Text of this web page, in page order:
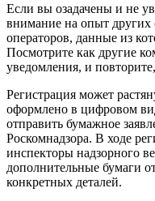
Если вы озадачены и не
внимание на опыт других
операторов, данные из
Посмотрите как другие
уведомления, и
Регистрация может
оформлено в цифровом
отправить бумажное
Роскомнадзора. В ходе
инспекторы надзорного
дополнительные бумаги
конкретных деталей.